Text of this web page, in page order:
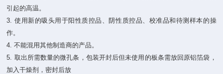
引起的高温。
3. 使用新的吸头用于阳性质控品、阴性质控品、校准品和待测样本的操
作。
4. 不能混用其他制造商的产品。
5. 取出所需数量的微孔条，包装开封后但未使用的板条需放回原铝箔袋，
加入干燥剂，密封后放